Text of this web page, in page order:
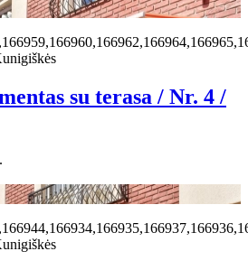
su terasa / Nr. 4 /